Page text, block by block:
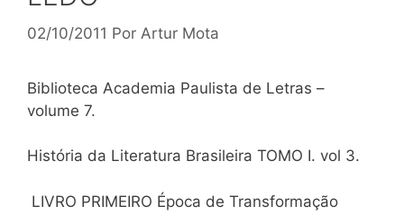
02/10/2011 Por Artur Mota
Biblioteca Academia Paulista de Letras –
volume 7.
História da Literatura Brasileira TOMO I. vol 3.
LIVRO PRIMEIRO Época de Transformação